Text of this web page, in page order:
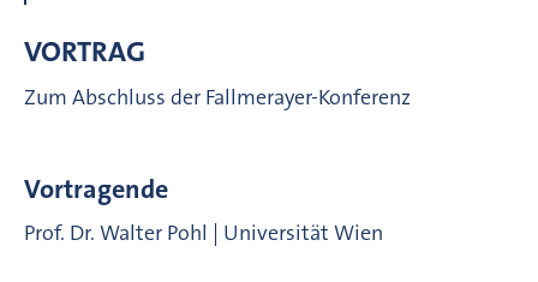
VORTRAG
Zum Abschluss der Fallmerayer-Konferenz
Vortragende
Prof. Dr. Walter Pohl | Universität Wien